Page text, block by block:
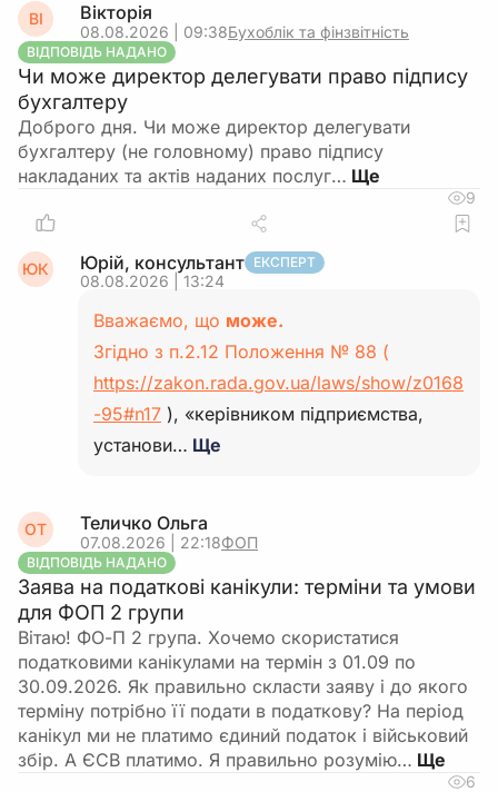
ВІ Вікторія
08.08.2026 | 09:38Бухоблік та фінзвітність
ВІДПОВІДЬ НАДАНО
Чи може директор делегувати право підпису
бухгалтеру
Доброго дня. Чи може директор делегувати
бухгалтеру (не головному) право підпису
накладаних та актів наданих послуг…
9
ЮК Юрій, консультант ЕКСПЕРТ
08.08.2026 | 13:24
Вважаємо, що може.
Згідно з п.2.12 Положення № 88 (
https://zakon.rada.gov.ua/laws/show/z0168
-95#n17 ), «керівником підприємства,
установи… Ще
ОТ Теличко Ольга
07.08.2026 | 22:18ФОП
ВІДПОВІДЬ НАДАНО
Заява на податкові канікули: терміни та умови
для ФОП 2 групи
Вітаю! ФО-П 2 група. Хочемо скористатися
податковими канікулами на термін з 01.09 по
30.09.2026. Як правильно скласти заяву і до якого
терміну потрібно її подати в податкову? На період
канікул ми не платимо єдиний податок і військовий
збір. А ЄСВ платимо. Я правильно розумію…
6